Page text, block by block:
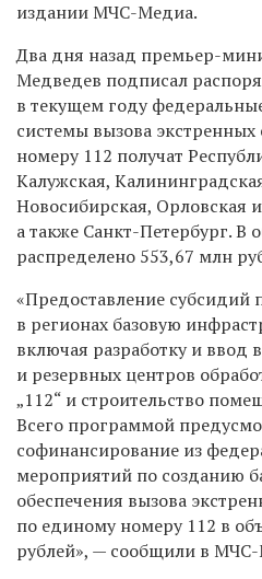
издании МЧС-Медиа.
Два дня назад премьер-
Медведев подписал
в текущем году
системы вызова
номеру 112 получат
Калужская,
Новосибирская, Орловская
а также Санкт-Петербург. В
распределено 553,67 млн
«Предоставление субсидий
в регионах базовую
включая разработку и ввод
и резервных центров
„112“ и строительство
Всего программой
софинансирование из
мероприятий по созданию
обеспечения вызова
по единому номеру 112 в
рублей», — сообщили в